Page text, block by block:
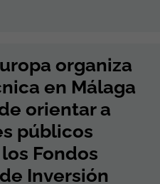
organiza
en Málaga
orientar a
públicos
Fondos
Inversión